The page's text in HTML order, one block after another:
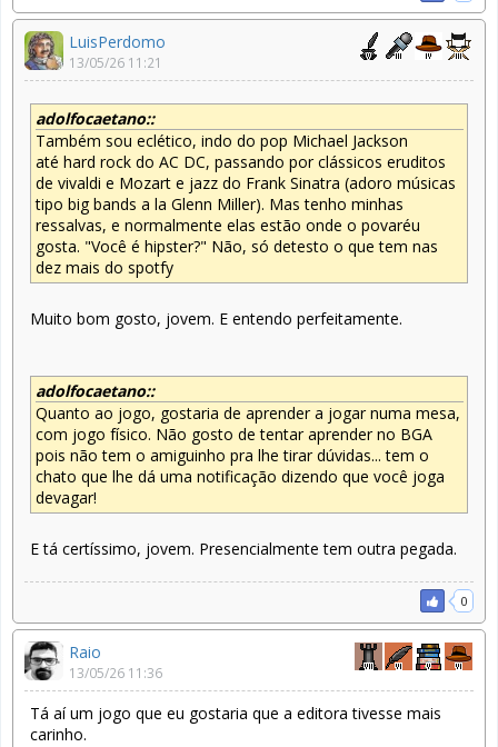
LuisPerdomo
13/05/26 11:21
adolfocaetano::
Também sou eclético, indo do pop Michael Jackson
até hard rock do AC DC, passando por clássicos eruditos
de vivaldi e Mozart e jazz do Frank Sinatra (adoro músicas
tipo big bands a la Glenn Miller). Mas tenho minhas
ressalvas, e normalmente elas estão onde o povaréu
gosta. "Você é hipster?" Não, só detesto o que tem nas
dez mais do spotfy
Muito bom gosto, jovem. E entendo perfeitamente.
adolfocaetano::
Quanto ao jogo, gostaria de aprender a jogar numa mesa,
com jogo físico. Não gosto de tentar aprender no BGA
pois não tem o amiguinho pra lhe tirar dúvidas... tem o
chato que lhe dá uma notificação dizendo que você joga
devagar!
E tá certíssimo, jovem. Presencialmente tem outra pegada.
0
Raio
13/05/26 11:36
Tá aí um jogo que eu gostaria que a editora tivesse mais
carinho.